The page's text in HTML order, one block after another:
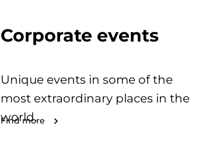
Corporate events
Unique events in some of the
most extraordinary places in the
world.
Find more